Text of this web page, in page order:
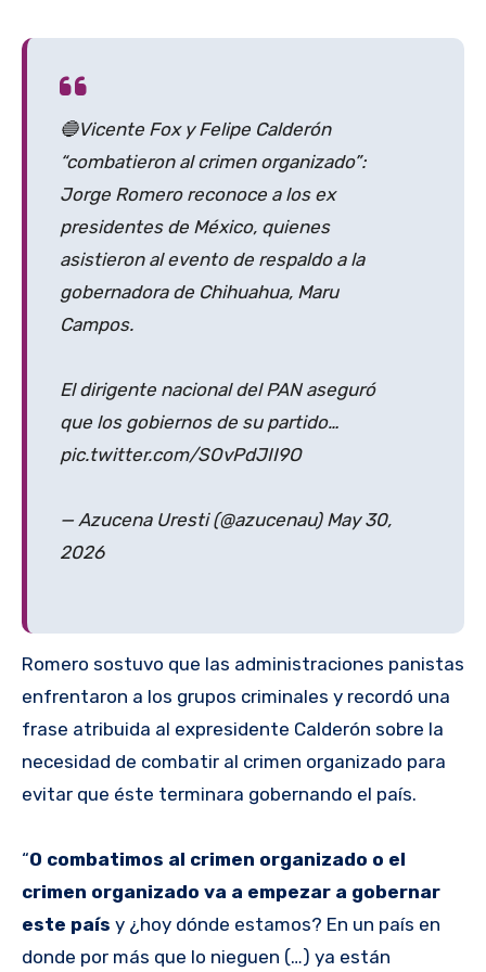
🔵Vicente Fox y Felipe Calderón
“combatieron al crimen organizado”:
Jorge Romero reconoce a los ex
presidentes de México, quienes
asistieron al evento de respaldo a la
gobernadora de Chihuahua, Maru
Campos.
El dirigente nacional del PAN aseguró
que los gobiernos de su partido…
pic.twitter.com/SOvPdJII9O
— Azucena Uresti (@azucenau) May 30,
2026
Romero sostuvo que las administraciones panistas
enfrentaron a los grupos criminales y recordó una
frase atribuida al expresidente Calderón sobre la
necesidad de combatir al crimen organizado para
evitar que éste terminara gobernando el país.
“O combatimos al crimen organizado o el
crimen organizado va a empezar a gobernar
este país y ¿hoy dónde estamos? En un país en
donde por más que lo nieguen (…) ya están